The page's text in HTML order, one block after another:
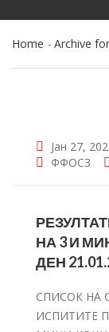
Home Archive
Јан 27,
ФФОСЗ
НА 3 И
ДЕН
СПИСОК НА
ИСПИТИТЕ